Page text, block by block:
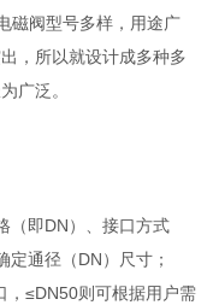
磁阀型号多样，用途广
，所以就设计成多种多
广泛。
（即DN）、接口方式
通径（DN）尺寸；
，≤DN50则可根据用户需